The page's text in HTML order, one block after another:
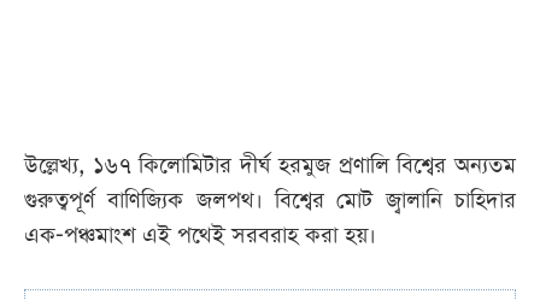
উল্লেখ্য, ১৬৭ কিলোমিটার দীর্ঘ হরমুজ প্রণালি বিশ্বের অন্যতম
গুরুত্বপূর্ণ বাণিজ্যিক জলপথ। বিশ্বের মোট জ্বালানি চাহিদার
এক-পঞ্চমাংশ এই পথেই সরবরাহ করা হয়।